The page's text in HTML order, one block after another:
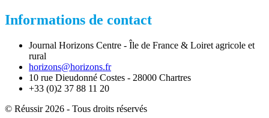
Informations de contact
Journal Horizons Centre - Île de France & Loiret agricole et
rural
horizons@horizons.fr
10 rue Dieudonné Costes - 28000 Chartres
+33 (0)2 37 88 11 20
© Réussir 2026 - Tous droits réservés